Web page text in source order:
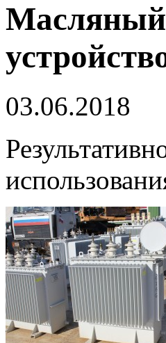
Масляный
03.06.2018